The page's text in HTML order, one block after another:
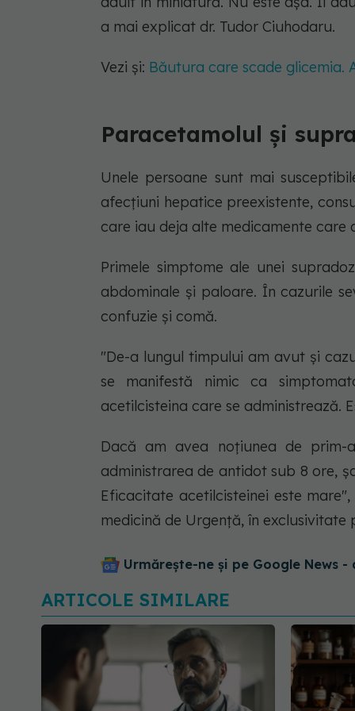
a mai explicat dr. Tudor Ciuhodaru.
Vezi și: Băutura care scade glicemia.
Paracetamolul și
Unele persoane sunt mai
afecțiuni hepatice preexistente,
care iau deja alte medicamente care
Primele simptome ale unei
abdominale și paloare. În cazurile
confuzie și comă.
"De-a lungul timpului am avut și
se manifestă nimic ca
acetilcisteina care se administrează.
Dacă am avea noțiunea de
administrarea de antidot sub 8 ore,
Eficacitate acetilcisteinei este
medicină de Urgență, în exclusivitate
Urmărește-ne și pe Google News -
ARTICOLE SIMILARE